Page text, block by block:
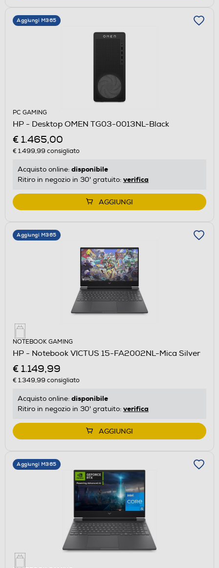
Aggiungi M365
PC GAMING
HP - Desktop OMEN TG03-0013NL-Black
€ 1.465,00
€ 1.499,99 consigliato
Acquisto online: disponibile
Ritiro in negozio in 30' gratuito: verifica
AGGIUNGI
Aggiungi M365
NOTEBOOK GAMING
HP - Notebook VICTUS 15-FA2002NL-Mica Silver
€ 1.149,99
€ 1.349,99 consigliato
Acquisto online: disponibile
Ritiro in negozio in 30' gratuito: verifica
AGGIUNGI
Aggiungi M365